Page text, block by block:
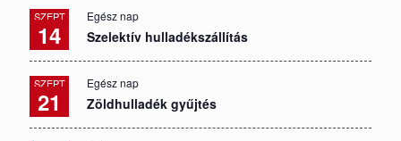
SZEPT
14
Egész nap
Szelektív hulladékszállítás
SZEPT
21
Egész nap
Zöldhulladék gyűjtés